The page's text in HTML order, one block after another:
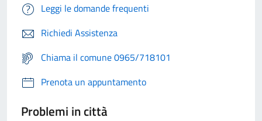
Leggi le domande frequenti
Richiedi Assistenza
Chiama il comune 0965/718101
Prenota un appuntamento
Problemi in città